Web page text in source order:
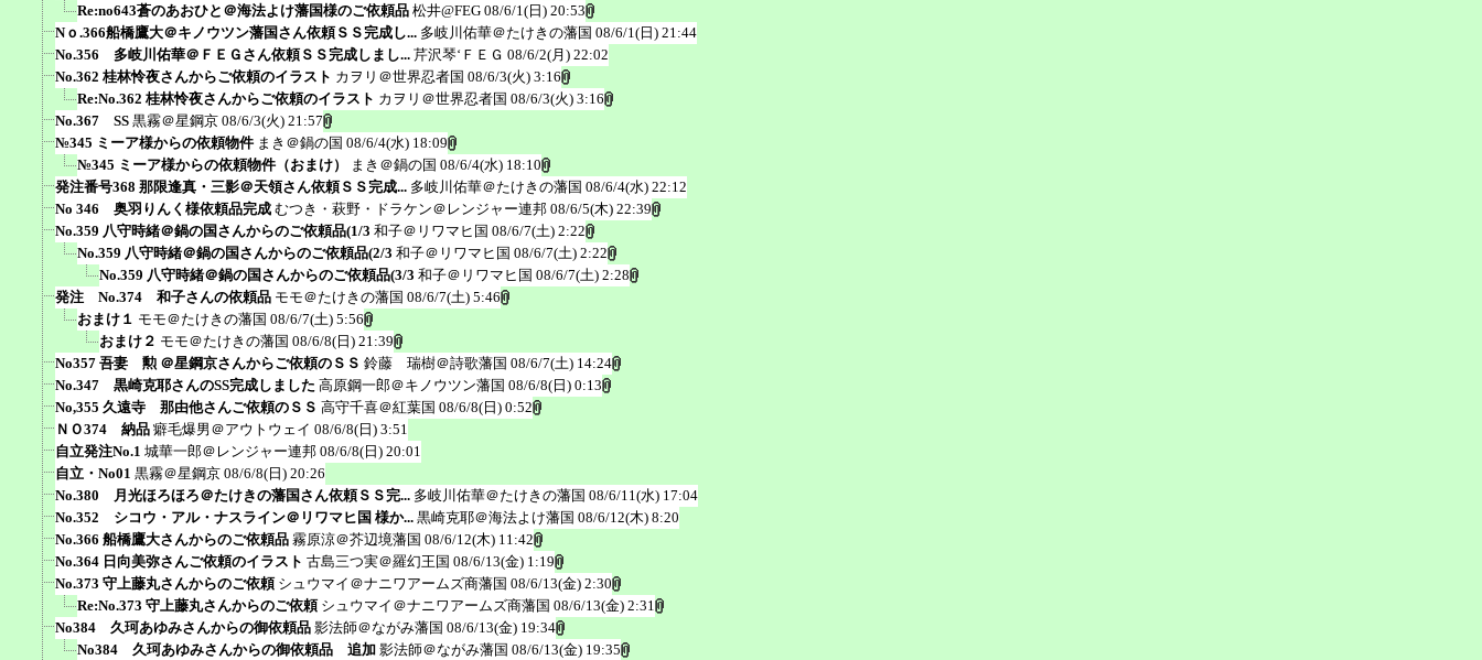
Re:no643蒼のあおひと＠海法よけ藩国様のご依頼品 松井@FEG 08/6/1(日) 20:53
Nｏ.366船橋鷹大＠キノウツン藩国さん依頼ＳＳ完成し... 多岐川佑華＠たけきの藩国 08/6/1(日) 21:44
No.356 多岐川佑華＠ＦＥＧさん依頼ＳＳ完成しまし... 芹沢琴‘ＦＥＧ 08/6/2(月) 22:02
No.362 桂林怜夜さんからご依頼のイラスト カヲリ＠世界忍者国 08/6/3(火) 3:16
Re:No.362 桂林怜夜さんからご依頼のイラスト カヲリ＠世界忍者国 08/6/3(火) 3:16
No.367 SS 黒霧＠星鋼京 08/6/3(火) 21:57
№345 ミーア様からの依頼物件 まき＠鍋の国 08/6/4(水) 18:09
№345 ミーア様からの依頼物件（おまけ）
まき＠鍋の国 08/6/4(水) 18:10
発注番号368 那限逢真・三影＠天領さん依頼ＳＳ完成... 多岐川佑華＠たけきの藩国 08/6/4(水) 22:12
No 346 奥羽りんく様依頼品完成 むつき・萩野・ドラケン＠レンジャー連邦 08/6/5(木) 22:39
No.359 八守時緒＠鍋の国さんからのご依頼品(1/3 和子＠リワマヒ国 08/6/7(土) 2:22
No.359 八守時緒＠鍋の国さんからのご依頼品(2/3 和子＠リワマヒ国 08/6/7(土) 2:22
No.359 八守時緒＠鍋の国さんからのご依頼品(3/3 和子＠リワマヒ国 08/6/7(土) 2:28
発注 No.374 和子さんの依頼品 モモ＠たけきの藩国 08/6/7(土) 5:46
おまけ１ モモ＠たけきの藩国 08/6/7(土) 5:56
おまけ２ モモ＠たけきの藩国 08/6/8(日) 21:39
No357 吾妻 勲 ＠星鋼京さんからご依頼のＳＳ 鈴藤 瑞樹＠詩歌藩国 08/6/7(土) 14:24
No.347 黒崎克耶さんのSS完成しました 高原鋼一郎＠キノウツン藩国 08/6/8(日) 0:13
No,355 久遠寺 那由他さんご依頼のＳＳ 高守千喜＠紅葉国 08/6/8(日) 0:52
ＮＯ374 納品 癖毛爆男＠アウトウェイ 08/6/8(日) 3:51
自立発注No.1 城華一郎＠レンジャー連邦 08/6/8(日) 20:01
自立・No01 黒霧＠星鋼京 08/6/8(日) 20:26
No.380 月光ほろほろ＠たけきの藩国さん依頼ＳＳ完... 多岐川佑華＠たけきの藩国 08/6/11(水) 17:04
No.352 シコウ・アル・ナスライン＠リワマヒ国 様か... 黒崎克耶＠海法よけ藩国 08/6/12(木) 8:20
No.366 船橋鷹大さんからのご依頼品 霧原涼＠芥辺境藩国 08/6/12(木) 11:42
No.364 日向美弥さんご依頼のイラスト 古島三つ実＠羅幻王国 08/6/13(金) 1:19
No.373 守上藤丸さんからのご依頼 シュウマイ＠ナニワアームズ商藩国 08/6/13(金) 2:30
Re:No.373 守上藤丸さんからのご依頼 シュウマイ＠ナニワアームズ商藩国 08/6/13(金) 2:31
No384 久珂あゆみさんからの御依頼品 影法師＠ながみ藩国 08/6/13(金) 19:34
No384 久珂あゆみさんからの御依頼品 追加 影法師＠ながみ藩国 08/6/13(金) 19:35